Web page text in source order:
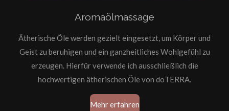
Aromaölmassage
Ätherische Öle werden gezielt eingesetzt, um Körper und
Geist zu beruhigen und ein ganzheitliches Wohlgefühl zu
erzeugen. Hierfür verwende ich ausschließlich die
hochwertigen ätherischen Öle von doTERRA.
Mehr erfahren